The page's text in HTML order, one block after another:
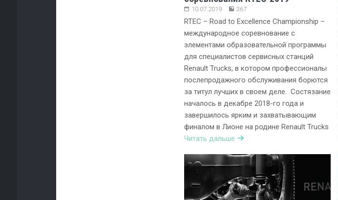
10.07.2019 367
RTEC – Road to Excellence Championship –
международное соревнование с
элементами образовательной программы
для специалистов сервисных станций
Renault Trucks, в котором профессионалы
послепродажного обслуживания борются
за титул лучших в своем деле. Состязание
началось в декабре 2018-го года и
завершилось ярким и захватывающим
финалом в Лионе на родине Renault Trucks
Читать дальше